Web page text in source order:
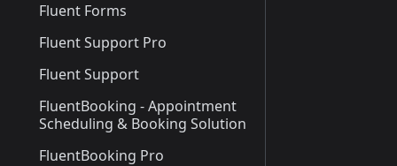
Fluent Forms
Fluent Support Pro
Fluent Support
FluentBooking - Appointment
Scheduling & Booking Solution
FluentBooking Pro